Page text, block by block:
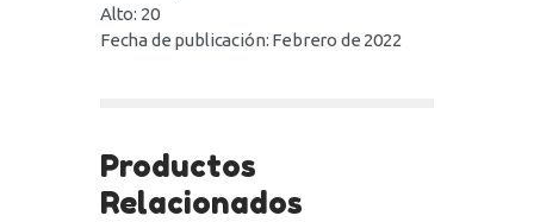
Alto: 20
Fecha de publicación: Febrero de 2022
Productos
Relacionados